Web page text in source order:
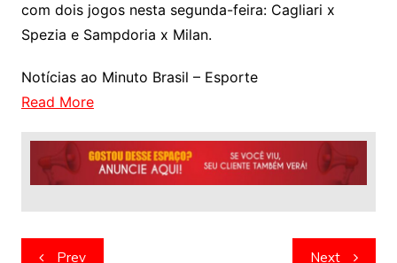
com dois jogos nesta segunda-feira: Cagliari x
Spezia e Sampdoria x Milan.
Notícias ao Minuto Brasil – Esporte
Read More
Navegação
Prev Next